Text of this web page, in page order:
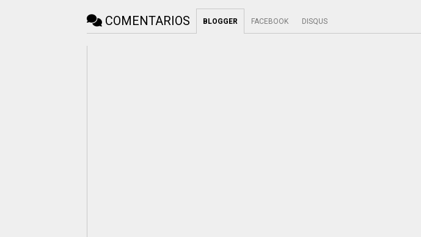
COMENTARIOS BLOGGER FACEBOOK DISQUS